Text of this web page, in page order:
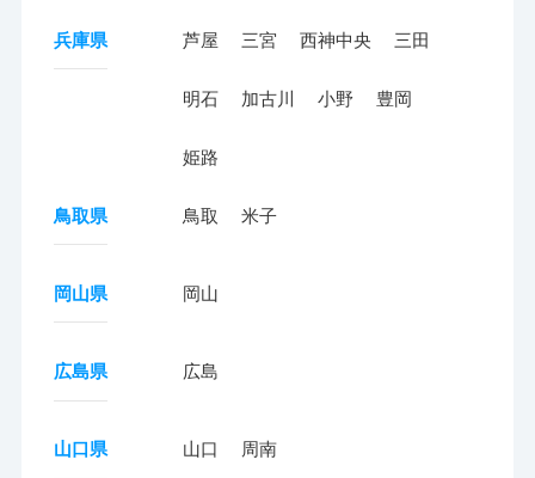
兵庫県 芦屋 三宮 西神中央 三田
明石 加古川 小野 豊岡
姫路
鳥取県 鳥取 米子
岡山県 岡山
広島県 広島
山口県 山口 周南